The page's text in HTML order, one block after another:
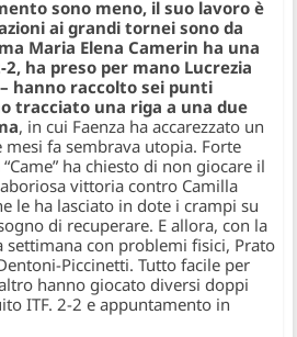
sono meno, il suo lavoro è
ai grandi tornei sono da
Maria Elena Camerin ha una
ha preso per mano Lucrezia
hanno raccolto sei punti
tracciato una riga a una due
, in cui Faenza ha accarezzato un
fa sembrava utopia. Forte
ha chiesto di non giocare il
vittoria contro Camilla
le ha lasciato in dote i crampi su
di recuperare. E allora, con la
settimana con problemi fisici, Prato
Piccinetti. Tutto facile per
hanno giocato diversi doppi
ITF. 2-2 e appuntamento in